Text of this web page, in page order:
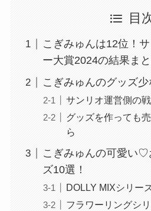
目
こぎみゅんは12位！
ー大賞2024の結果ま
こぎみゅんのグッズ
サンリオ運営側の
グッズを作っても
ら
こぎみゅんの可愛い♡
ズ10選！
DOLLY MIXシリー
フラワーリングシ